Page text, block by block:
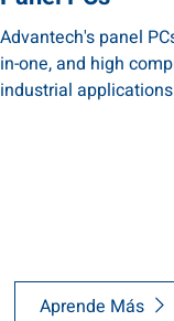
Advantech's panel
in-one, and high
industrial
Aprende Más